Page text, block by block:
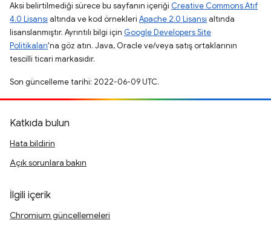
Aksi belirtilmediği sürece bu sayfanın içeriği Creative Commons Atıf
4.0 Lisansı altında ve kod örnekleri Apache 2.0 Lisansı altında
lisanslanmıştır. Ayrıntılı bilgi için Google Developers Site
Politikaları'na göz atın. Java, Oracle ve/veya satış ortaklarının
tescilli ticari markasıdır.
Son güncelleme tarihi: 2022-06-09 UTC.
Katkıda bulun
Hata bildirin
Açık sorunlara bakın
İlgili içerik
Chromium güncellemeleri